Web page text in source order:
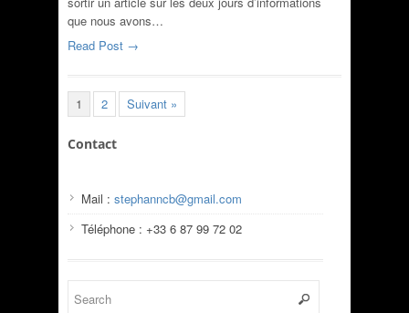
que nous avons…
Read Post →
1 2 Suivant »
Contact
Mail : stephanncb@gmail.com
Téléphone : +33 6 87 99 72 02